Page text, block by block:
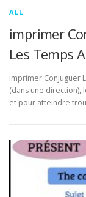
ALL
imprimer
Les Temps
imprimer Conjuguer
(dans une direction),
et pour atteindre